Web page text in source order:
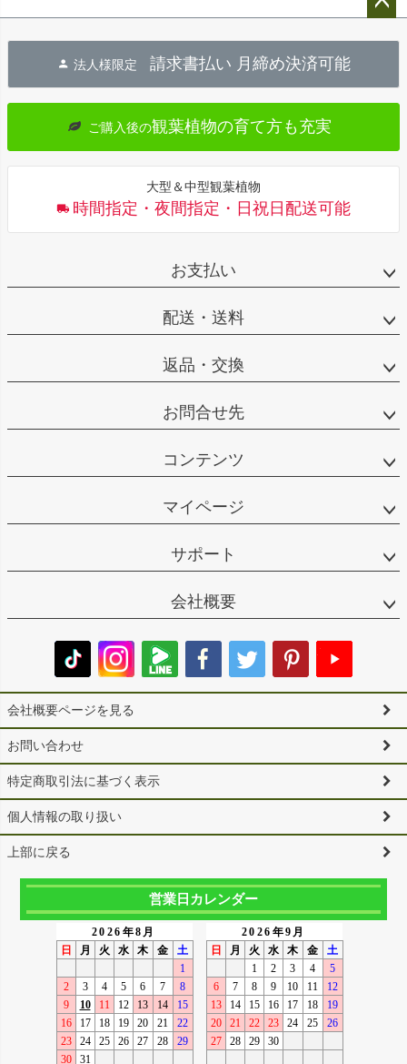
へ
法人様限定 請求書払い 月締め決済可能
ご購入後の観葉植物の育て方も充実
大型＆中型観葉植物
時間指定・夜間指定・日祝日配送可能
お支払い
配送・送料
返品・交換
お問合せ先
コンテンツ
マイページ
サポート
会社概要
会社概要ページを見る
お問い合わせ
特定商取引法に基づく表示
個人情報の取り扱い
上部に戻る
営業日カレンダー